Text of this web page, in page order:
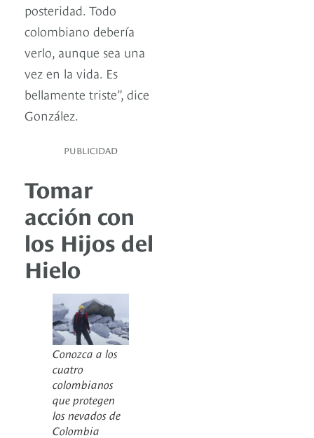
posteridad. Todo
colombiano debería
verlo, aunque sea una
vez en la vida. Es
bellamente triste”, dice
González.
PUBLICIDAD
Tomar
acción con
los Hijos del
Hielo
Conozca a los
cuatro
colombianos
que protegen
los nevados de
Colombia